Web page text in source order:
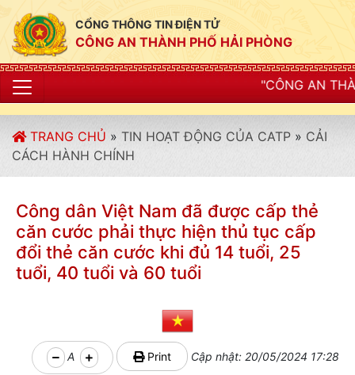
CỔNG THÔNG TIN ĐIỆN TỬ
CÔNG AN THÀNH PHỐ HẢI PHÒNG
"CÔNG AN THÀNH PHỐ HẢI
TRANG CHỦ » TIN HOẠT ĐỘNG CỦA CATP » CẢI
CÁCH HÀNH CHÍNH
Công dân Việt Nam đã được cấp thẻ
căn cước phải thực hiện thủ tục cấp
đổi thẻ căn cước khi đủ 14 tuổi, 25
tuổi, 40 tuổi và 60 tuổi
A Print Cập nhật: 20/05/2024 17:28